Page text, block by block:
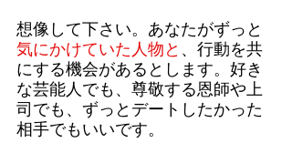
想像して下さい。あなたがずっと
気にかけていた人物と 、行動を共
にする機会があるとします。好き
な芸能人でも、尊敬する恩師や上
司でも、ずっとデートしたかった
相手でもいいです。